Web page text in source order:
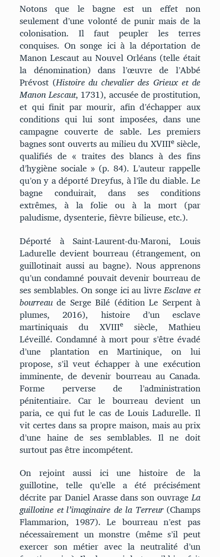
Notons que le bagne est un effet non
seulement d’une volonté de punir mais de la
colonisation. Il faut peupler les terres
conquises. On songe ici à la déportation de
Manon Lescaut au Nouvel Orléans (telle était
la dénomination) dans l’œuvre de l’Abbé
Prévost (Histoire du chevalier des Grieux et de
Manon Lescaut, 1731), accusée de prostitution,
et qui finit par mourir, afin d’échapper aux
conditions qui lui sont imposées, dans une
campagne couverte de sable. Les premiers
bagnes sont ouverts au milieu du XVIIIesiècle,
qualifiés de « traites des blancs à des fins
d’hygiène sociale » (p. 84). L’auteur rappelle
qu’on y a déporté Dreyfus, à l’île du diable. Le
bagne conduirait, dans ses conditions
extrêmes, à la folie ou à la mort (par
paludisme, dysenterie, fièvre bilieuse, etc.).
Déporté à Saint-Laurent-du-Maroni, Louis
Ladurelle devient bourreau (étrangement, on
guillotinait aussi au bagne). Nous apprenons
qu’un condamné pouvait devenir bourreau de
ses semblables. On songe ici au livreEsclave et
bourreaude Serge Bilé (édition Le Serpent à
plumes, 2016), histoire d’un esclave
martiniquais du XVIIIesiècle, Mathieu
Léveillé. Condamné à mort pour s’être évadé
d’une plantation en Martinique, on lui
propose, s’il veut échapper à une exécution
imminente, de devenir bourreau au Canada.
Forme perverse de l’administration
pénitentiaire. Car le bourreau devient un
paria, ce qui fut le cas de Louis Ladurelle. Il
vit certes dans sa propre maison, mais au prix
d’une haine de ses semblables. Il ne doit
surtout pas être incompétent.
On rejoint aussi ici une histoire de la
guillotine, telle qu’elle a été précisément
décrite par Daniel Arasse dans son ouvrageLa
guillotine et l’imaginaire de la Terreur(Champs
Flammarion, 1987). Le bourreau n’est pas
nécessairement un monstre (même s’il peut
exercer son métier avec la neutralité d’un